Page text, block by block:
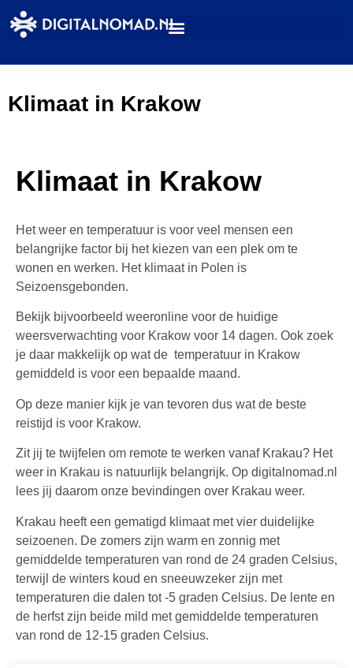
Klimaat in Krakow
Klimaat in Krakow
Het weer en temperatuur is voor veel mensen een
belangrijke factor bij het kiezen van een plek om te
wonen en werken. Het klimaat in Polen is
Seizoensgebonden.
Bekijk bijvoorbeeld weeronline voor de huidige
weersverwachting voor Krakow voor 14 dagen. Ook zoek
je daar makkelijk op wat de temperatuur in Krakow
gemiddeld is voor een bepaalde maand.
Op deze manier kijk je van tevoren dus wat de beste
reistijd is voor Krakow.
Zit jij te twijfelen om remote te werken vanaf Krakau? Het
weer in Krakau is natuurlijk belangrijk. Op digitalnomad.nl
lees jij daarom onze bevindingen over Krakau weer.
Krakau heeft een gematigd klimaat met vier duidelijke
seizoenen. De zomers zijn warm en zonnig met
gemiddelde temperaturen van rond de 24 graden Celsius,
terwijl de winters koud en sneeuwzeker zijn met
temperaturen die dalen tot -5 graden Celsius. De lente en
de herfst zijn beide mild met gemiddelde temperaturen
van rond de 12-15 graden Celsius.